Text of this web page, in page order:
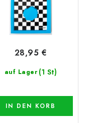
auf Lager (1 St)
28,95 €
IN DEN KORB